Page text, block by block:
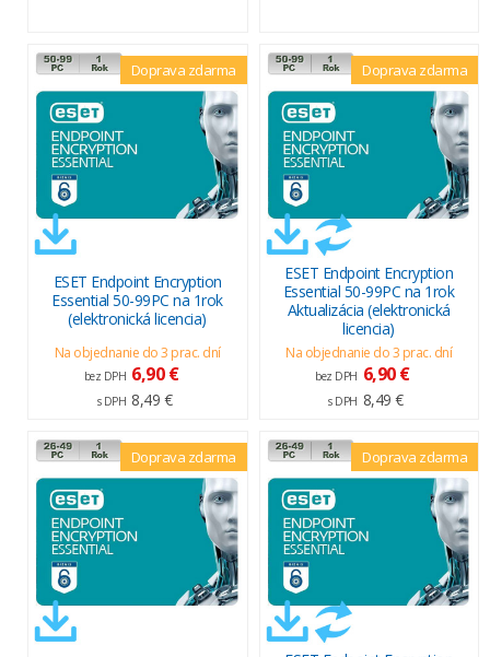
Doprava zdarma
ESET Endpoint Encryption
Essential 50-99PC na 1rok
(elektronická licencia)
Na objednanie do 3 prac. dní
bez DPH 6,90 €
s DPH 8,49 €
Doprava zdarma
ESET Endpoint Encryption
Essential 50-99PC na 1rok
Aktualizácia (elektronická
licencia)
Na objednanie do 3 prac. dní
bez DPH 6,90 €
s DPH 8,49 €
Doprava zdarma Doprava zdarma